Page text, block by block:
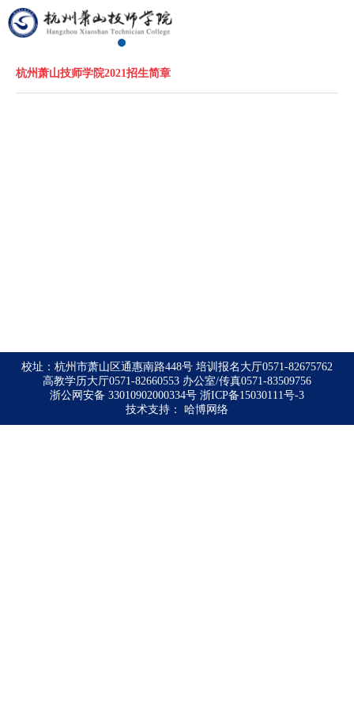
杭州萧山技师学院2021招生简章
校址：杭州市萧山区通惠南路448号 培训报名大厅0571-82675762
高教学历大厅0571-82660553 办公室/传真0571-83509756
浙公网安备 33010902000334号 浙ICP备15030111号-3
技术支持： 哈博网络